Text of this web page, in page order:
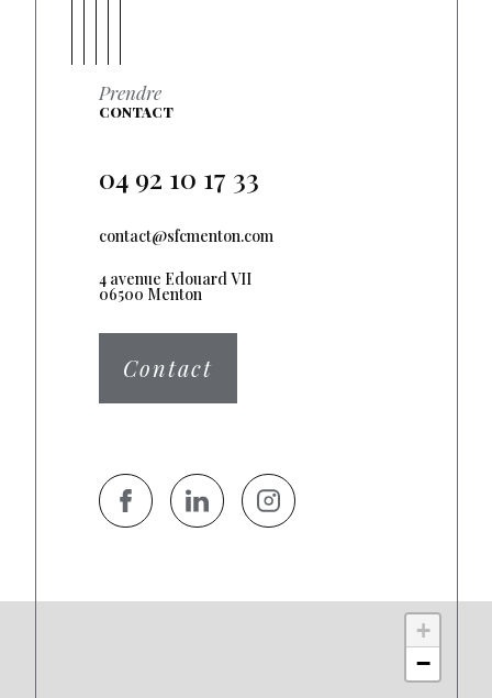
+
−
Prendre
CONTACT
04 92 10 17 33
contact@sfcmenton.com
4 avenue Edouard VII
06500 Menton
Contact